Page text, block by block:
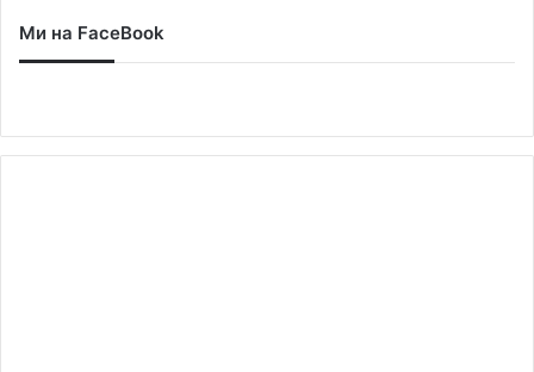
Ми на FaceBook